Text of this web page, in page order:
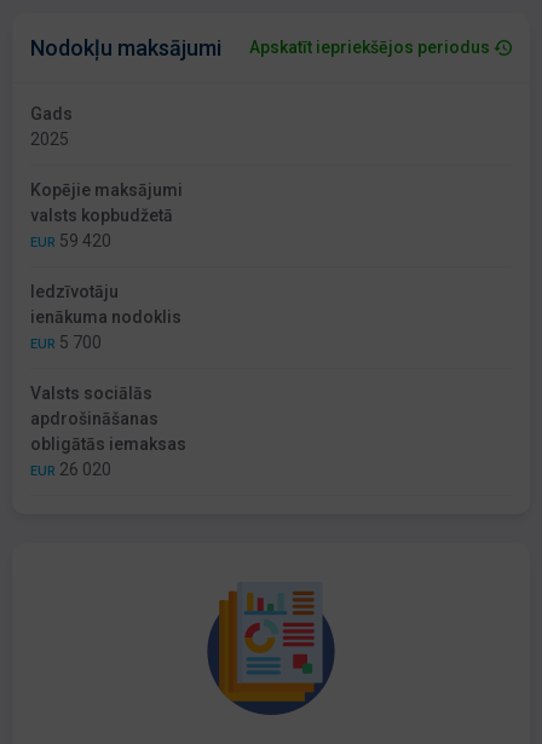
Nodokļu maksājumi Apskatīt iepriekšējos periodus
Gads
2025
Kopējie maksājumi
valsts kopbudžetā
EUR 59 420
Iedzīvotāju
ienākuma nodoklis
EUR 5 700
Valsts sociālās
apdrošināšanas
obligātās iemaksas
EUR 26 020